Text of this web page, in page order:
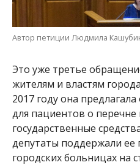
Автор петиции Людмила
Это уже третье
жителям и властям
2017 году она
для пациентов о перечне
государственные
депутаты поддержали ее
городских больницах на